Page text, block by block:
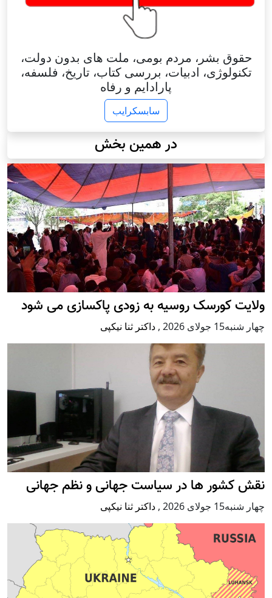
حقوق بشر، مردم بومی، ملت های بدون دولت،
تکنولوژی، ادبیات، بررسی کتاب، تاریخ، فلسفه،
پارادایم و رفاه
سابسکرایب
در همین بخش
ولایت کورسک روسیه به زودی پاکسازی می شود
چهار شنبه15 جولای 2026 , داکتر ثنا نیکپی
نقش کشور ها در سیاست جهانی و نظم جهانی
چهار شنبه15 جولای 2026 , داکتر ثنا نیکپی